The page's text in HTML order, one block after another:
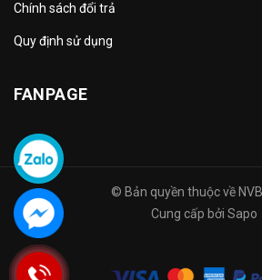
Chính sách đổi trả
Quy định sử dụng
FANPAGE
© Bản quyền thuộc về
Cung cấp bởi Sapo